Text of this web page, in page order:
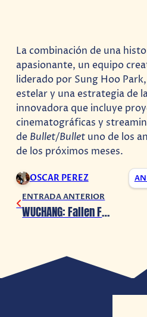
La combinación de una
apasionante, un equipo
liderado por Sung Hoo
estelar y una estrategia de
innovadora que incluye
cinematográficas y
de Bullet/Bullet uno de los
de los próximos meses.
OSCAR PEREZ
ENTRADA ANTERIOR
WUCHANG: Fallen Feathers despliega sus alas el 24 de julio